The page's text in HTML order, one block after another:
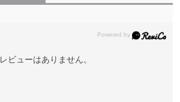
レビューはありません。